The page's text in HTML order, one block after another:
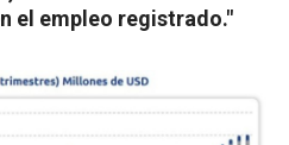
el empleo registrado."